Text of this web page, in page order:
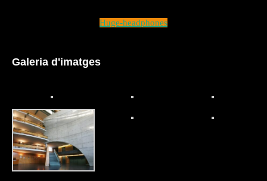
Huge-headphones
Galeria d'imatges